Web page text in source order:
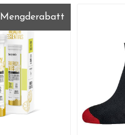
Mengderabatt